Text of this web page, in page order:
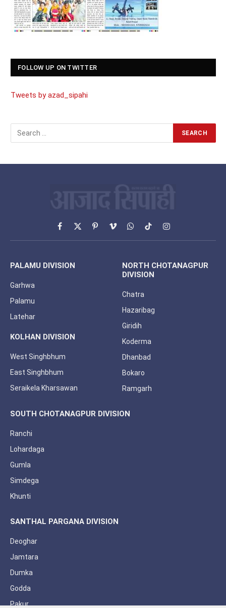
FOLLOW UP ON TWITTER
Tweets by azad_sipahi
Facebook
X
(Twitter)
PinterestVimeoWhatsApp
TikTokInstagram
PALAMU DIVISION
Garhwa
Palamu
Latehar
KOLHAN DIVISION
West Singhbhum
East Singhbhum
Seraikela Kharsawan
NORTH CHOTANAGPUR
DIVISION
Chatra
Hazaribag
Giridih
Koderma
Dhanbad
Bokaro
Ramgarh
SOUTH CHOTANAGPUR DIVISION
Ranchi
Lohardaga
Gumla
Simdega
Khunti
SANTHAL PARGANA DIVISION
Deoghar
Jamtara
Dumka
Godda
Pakur